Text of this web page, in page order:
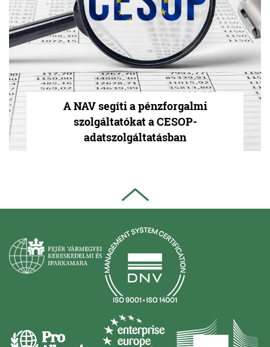
A NAV segíti a pénzforgalmi
szolgáltatókat a CESOP-
adatszolgáltatásban